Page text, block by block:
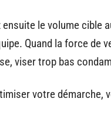
ensuite le volume cible
Quand la force de
viser trop bas
votre démarche,